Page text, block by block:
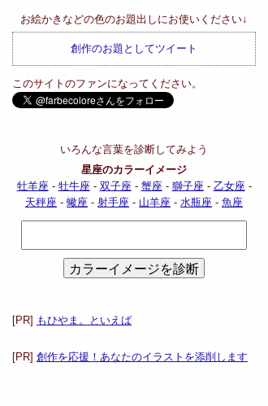
お絵かきなどの色のお題出しにお使いください↓
創作のお題としてツイート
このサイトのファンになってください。
いろんな言葉を診断してみよう
星座のカラーイメージ
牡羊座- 牡牛座- 双子座- 蟹座- 獅子座- 乙女座-
天秤座 - 蠍座 - 射手座 - 山羊座 - 水瓶座 - 魚座
[PR] もひやま。といえば
[PR] 創作を応援！あなたのイラストを添削します